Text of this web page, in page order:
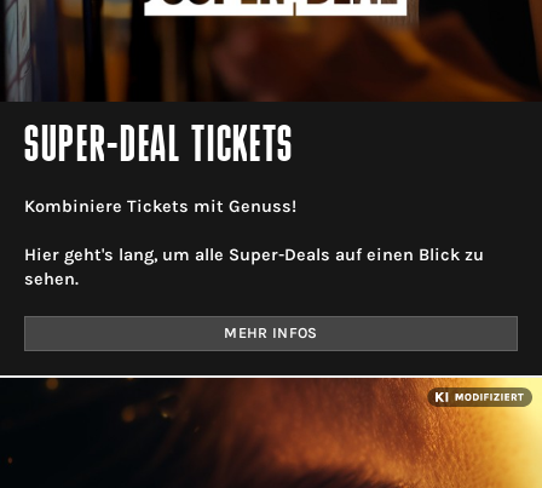
SUPER-DEAL TICKETS
Kombiniere Tickets mit Genuss!
Hier geht's lang, um alle Super-Deals auf einen Blick zu
sehen.
MEHR INFOS